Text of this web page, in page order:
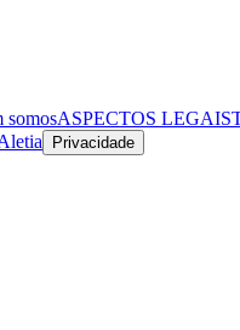
somosASPECTOS LEGAIS
Privacidade